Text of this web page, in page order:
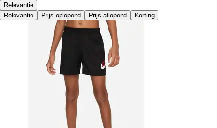
Relevantie
Relevantie
Prijs oplopend Prijs aflopend Korting